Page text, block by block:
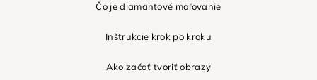
Čo je diamantové maľovanie
Inštrukcie krok po kroku
Ako začať tvoriť obrazy